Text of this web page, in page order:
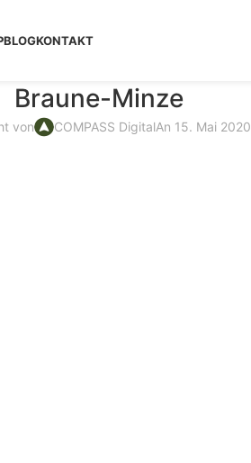
BLOGKONTAKT
Braune-Minze
von COMPASS DigitalAn 15. Mai 2020